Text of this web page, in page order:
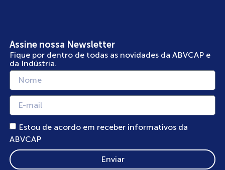
Assine nossa Newsletter
Fique por dentro de todas as novidades da ABVCAP e
da Indústria.
Estou de acordo em receber informativos da
ABVCAP
Enviar